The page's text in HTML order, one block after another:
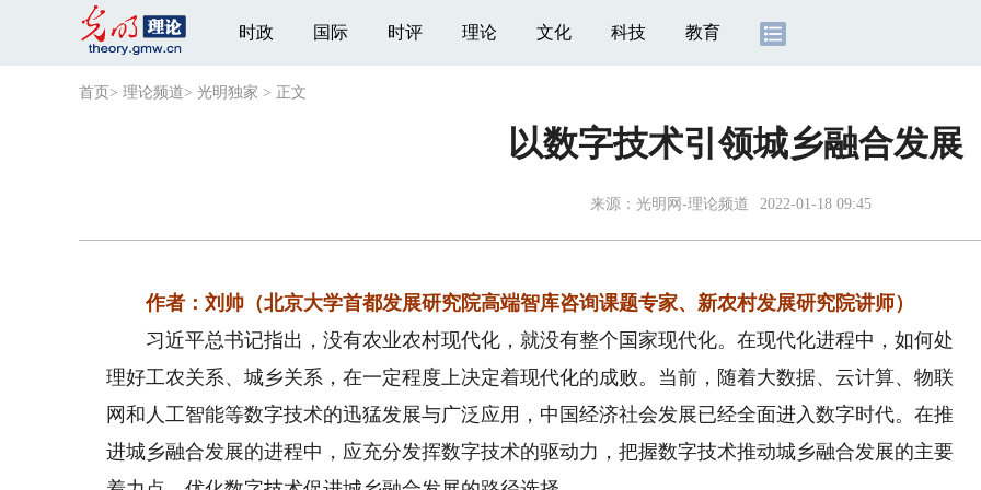
时政 国际 时评 理论 文化 科技 教育
首页 > 理论频道> 光明独家 > 正文
以数字技术引领城乡融合发展
来源： 光明网-理论频道 2022-01-18 09:45
作者：刘帅（北京大学首都发展研究院高端智库咨询课题专家、新农村发展研究院讲师）
习近平总书记指出，没有农业农村现代化，就没有整个国家现代化。在现代化进程中，如何处
理好工农关系、城乡关系，在一定程度上决定着现代化的成败。当前，随着大数据、云计算、物联
网和人工智能等数字技术的迅猛发展与广泛应用，中国经济社会发展已经全面进入数字时代。在推
进城乡融合发展的进程中，应充分发挥数字技术的驱动力，把握数字技术推动城乡融合发展的主要